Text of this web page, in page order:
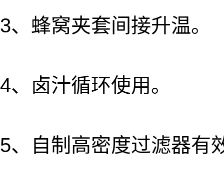
3、蜂窝夹套间接升温。
4、卤汁循环使用。
5、自制高密度过滤器有